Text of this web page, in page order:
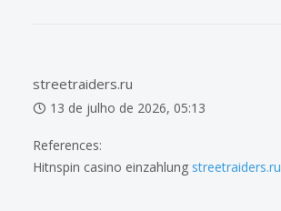
streetraiders.ru
13 de julho de 2026, 05:13
References:
Hitnspin casino einzahlung streetraiders.ru